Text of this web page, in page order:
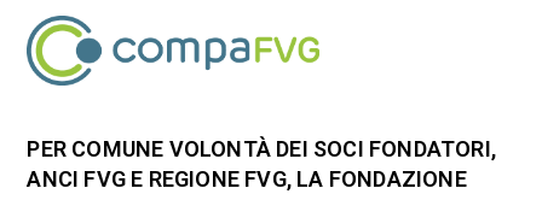
PER COMUNE VOLONTÀ DEI SOCI FONDATORI,
ANCI FVG E REGIONE FVG, LA FONDAZIONE